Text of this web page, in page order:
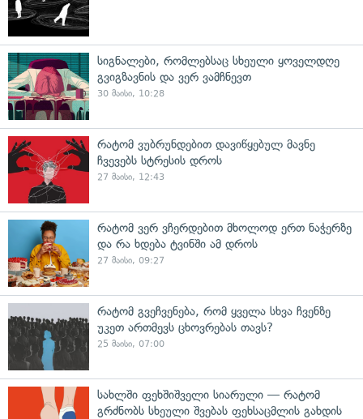
სიგნალები, რომლებსაც სხეული ყოველდღე
გვიგზავნის და ვერ ვამჩნევთ
30 მაისი, 10:28
რატომ ვუბრუნდებით დავიწყებულ მავნე
ჩვევებს სტრესის დროს
27 მაისი, 12:43
რატომ ვერ ვჩერდებით მხოლოდ ერთ ნაჭერზე
და რა ხდება ტვინში ამ დროს
27 მაისი, 09:27
რატომ გვეჩვენება, რომ ყველა სხვა ჩვენზე
უკეთ ართმევს ცხოვრებას თავს?
25 მაისი, 07:00
სახლში ფეხშიშველი სიარული — რატომ
გრძნობს სხეული შვებას ფეხსაცმლის გახდის